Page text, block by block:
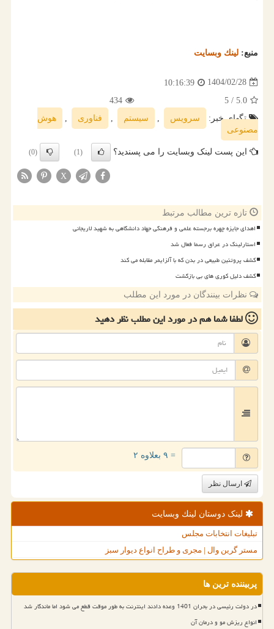
منبع: لینك وبسایت
1404/02/28
10:16:39
5.0
/ 5
434
تگهای خبر:
سرویس سیستم فناوری
هوش
مصنوعی
این پست لینک وبسایت را می پسندید؟ (1)
(0)
X
تازه ترین مطالب مرتبط
اهدای جایزه چهره برجسته علمی و فرهنگی جهاد دانشگاهی به شهید لاریجانی
استارلینک در عراق رسما فعال شد
کشف پروتئین طبیعی در بدن که با آلزایمر مقابله می کند
کشف دلیل کوری های بی بازگشت
نظرات بینندگان در مورد این مطلب
لطفا شما همدر مورد این مطلبنظر دهید
= ۹ بعلاوه ۲
ارسال نظر
لینک دوستان لینك وبسایت
تبلیغات انتخابات مجلس
مستر گرین وال | مجری و طراح انواع دیوار سبز
پربیننده ترین ها
در دولت رئیسی در بحران 1401 وعده دادند اینترنت به طور موقت قطع می شود اما ماندگار شد
انواع ریزش مو و درمان آن